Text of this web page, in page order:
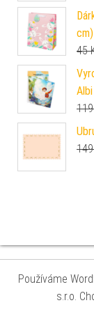
45
Albi
Používáme
s.r.o.